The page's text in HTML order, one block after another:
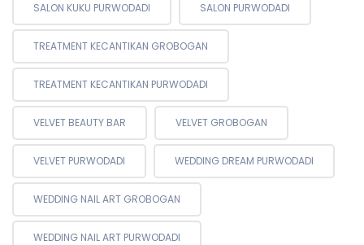
SALON KUKU PURWODADI SALON PURWODADI
TREATMENT KECANTIKAN GROBOGAN
TREATMENT KECANTIKAN PURWODADI
VELVET BEAUTY BAR VELVET GROBOGAN
VELVET PURWODADI WEDDING DREAM PURWODADI
WEDDING NAIL ART GROBOGAN
WEDDING NAIL ART PURWODADI